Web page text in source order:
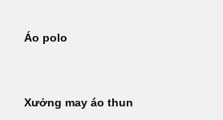
Áo polo
Xưởng may áo thun